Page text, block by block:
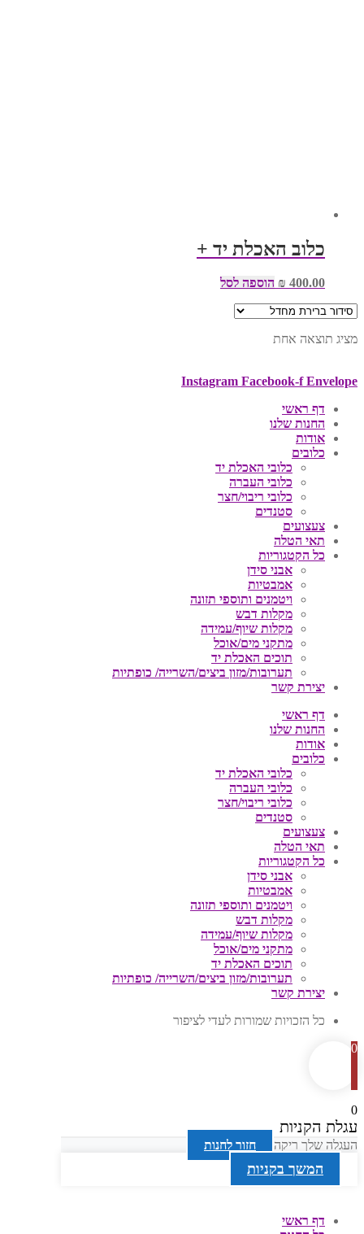
כלוב האכלת יד +
₪ 400.00 הוספה לסל
מציג תוצאה אחת
Instagram Facebook-f Envelope
דף ראשי
החנות שלנו
אודות
כלובים
כלובי האכלת יד
כלובי העברה
כלובי ריבוי/חצר
סטנדים
צעצועים
תאי הטלה
כל הקטגוריות
אבני סידן
אמבטיות
ויטמנים ותוספי תזונה
מקלות דבש
מקלות שיוף/עמידה
מתקני מים/אוכל
תוכים האכלת יד
תערובות/מזון ביצים/השרייה/ כופתיות
יצירת קשר
דף ראשי
החנות שלנו
אודות
כלובים
כלובי האכלת יד
כלובי העברה
כלובי ריבוי/חצר
סטנדים
צעצועים
תאי הטלה
כל הקטגוריות
אבני סידן
אמבטיות
ויטמנים ותוספי תזונה
מקלות דבש
מקלות שיוף/עמידה
מתקני מים/אוכל
תוכים האכלת יד
תערובות/מזון ביצים/השרייה/ כופתיות
יצירת קשר
כל הזכויות שמורות לעדי לציפור
0
0
עגלת הקניות
העגלה שלך ריקה חזור לחנות
המשך בקניות
דף ראשי